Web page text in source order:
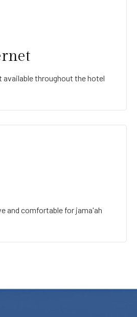
available throughout the hotel
and comfortable for jama'ah